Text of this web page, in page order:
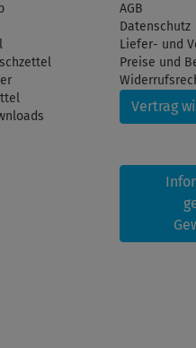
AGB
Datenschutz
Liefer- und
Preise und
Vertrag